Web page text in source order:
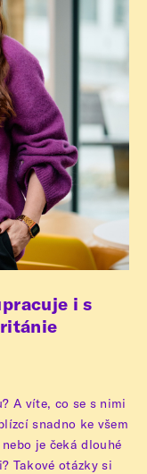
i s
A víte, co se s nimi
snadno ke všem
je čeká dlouhé
Takové otázky si